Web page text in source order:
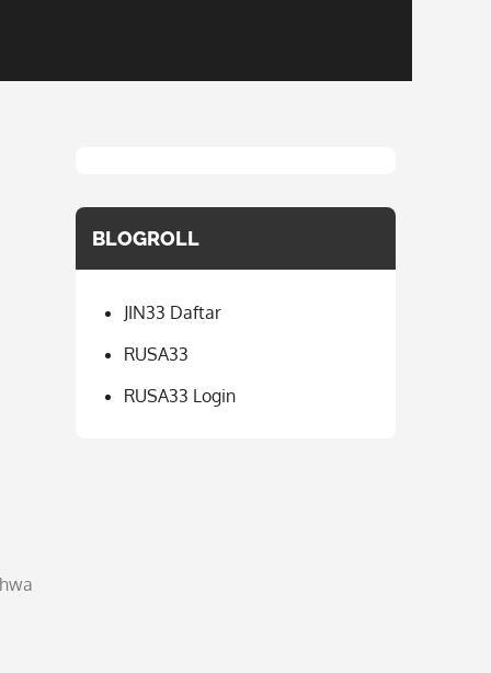
BLOGROLL
JIN33 Daftar
RUSA33
RUSA33 Login